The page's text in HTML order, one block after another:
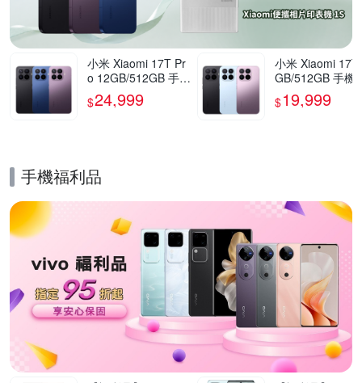
小米 Xiaomi 17T Pr
o 12GB/512GB 手機
官方旗艦館
$24,999
小米 Xiaomi 17T
GB/512GB 手機
方旗艦館
$19,999
手機福利品